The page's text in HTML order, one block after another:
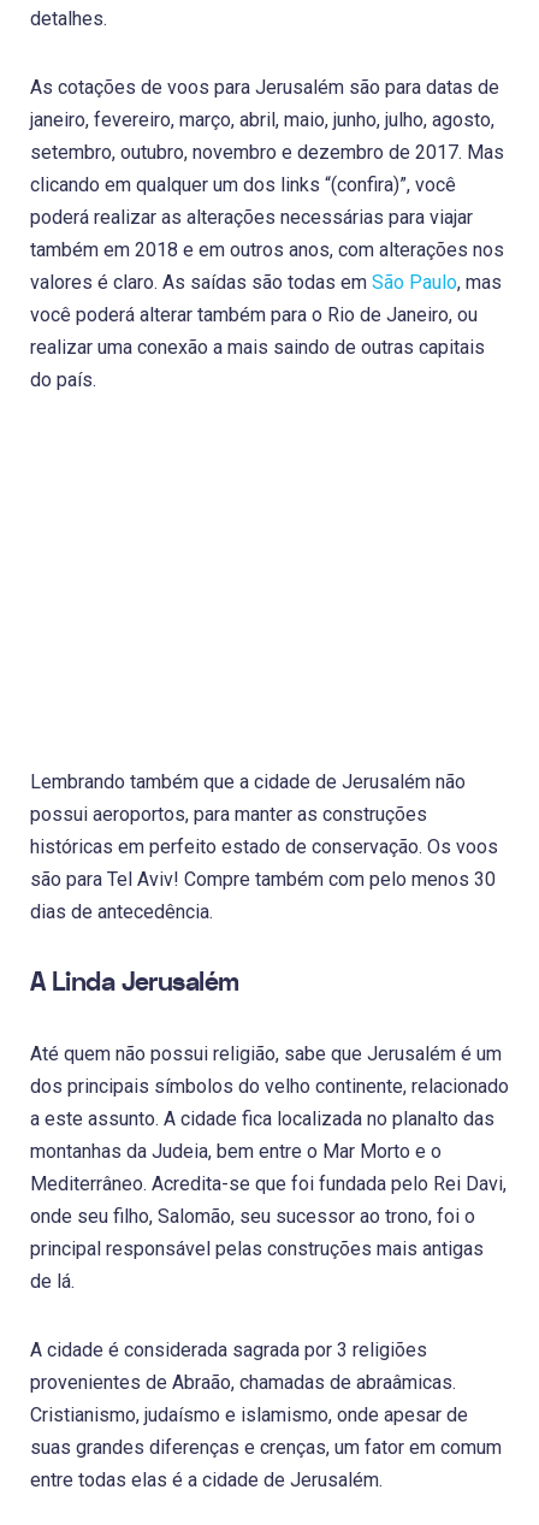
detalhes.
As cotações de voos para Jerusalém são para datas de
janeiro, fevereiro, março, abril, maio, junho, julho, agosto,
setembro, outubro, novembro e dezembro de 2017. Mas
clicando em qualquer um dos links “(confira)”, você
poderá realizar as alterações necessárias para viajar
também em 2018 e em outros anos, com alterações nos
valores é claro. As saídas são todas em São Paulo, mas
você poderá alterar também para o Rio de Janeiro, ou
realizar uma conexão a mais saindo de outras capitais
do país.
Lembrando também que a cidade de Jerusalém não
possui aeroportos, para manter as construções
históricas em perfeito estado de conservação. Os voos
são para Tel Aviv! Compre também com pelo menos 30
dias de antecedência.
A Linda Jerusalém
Até quem não possui religião, sabe que Jerusalém é um
dos principais símbolos do velho continente, relacionado
a este assunto. A cidade fica localizada no planalto das
montanhas da Judeia, bem entre o Mar Morto e o
Mediterrâneo. Acredita-se que foi fundada pelo Rei Davi,
onde seu filho, Salomão, seu sucessor ao trono, foi o
principal responsável pelas construções mais antigas
de lá.
A cidade é considerada sagrada por 3 religiões
provenientes de Abraão, chamadas de abraâmicas.
Cristianismo, judaísmo e islamismo, onde apesar de
suas grandes diferenças e crenças, um fator em comum
entre todas elas é a cidade de Jerusalém.